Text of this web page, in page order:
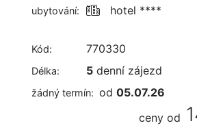
ubytování: hotel ****
Kód: 770330
Délka: 5 denní zájezd
žádný termín: od 05.07.26
ceny od